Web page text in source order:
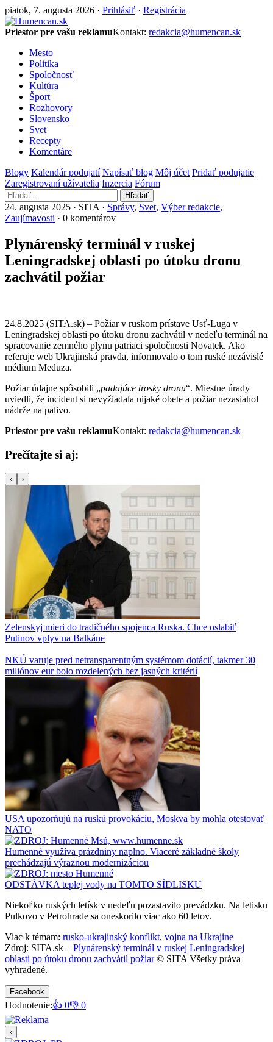
piatok, 7. augusta 2026 · Prihlásiť · Registrácia
Priestor pre vašu reklamuKontakt: redakcia@humencan.sk
Mesto
Politika
Spoločnosť
Kultúra
Šport
Rozhovory
Slovensko
Svet
Recepty
Komentáre
Blogy Kalendár podujatí Napísať blog Môj účet Pridať podujatie
Zaregistrovaní užívatelia Inzercia Fórum
Hľadať
24. augusta 2025 · SITA · Správy, Svet, Výber redakcie,
Zaujímavosti · 0 komentárov
Plynárenský terminál v ruskej
Leningradskej oblasti po útoku dronu
zachvátil požiar
24.8.2025 (SITA.sk) – Požiar v ruskom prístave Usť-Luga v
Leningradskej oblasti po útoku dronu zachvátil v nedeľu terminál na
spracovanie zemného plynu patriaci spoločnosti Novatek. Ako
referuje web Ukrajinská pravda, informovalo o tom ruské nezávislé
médium Meduza.
Požiar údajne spôsobili „padajúce trosky dronu“. Miestne úrady
uviedli, že incident si nevyžiadala nijaké obete a požiar nezasiahol
nádrže na palivo.
Priestor pre vašu reklamuKontakt: redakcia@humencan.sk
Prečítajte si aj:
‹ ›
Zelenskyj mieri do tradičného spojenca Ruska. Chce oslabiť
Putinov vplyv na Balkáne
NKÚ varuje pred netransparentným systémom dotácií, takmer 30
miliónov eur bolo rozdelených bez jasných kritérií
USA upozorňujú na ruskú provokáciu, Moskva by mohla otestovať
NATO
Humenné využíva prázdniny naplno. Viaceré základné školy
prechádzajú výraznou modernizáciou
ODSTÁVKA teplej vody na TOMTO SÍDLISKU
Niekoľko ruských letísk v nedeľu pozastavilo prevádzku. Na letisku
Pulkovo v Petrohrade sa oneskorilo viac ako 60 letov.
Viac k témam: rusko-ukrajinský konflikt, vojna na Ukrajine
Zdroj: SITA.sk – Plynárenský terminál v ruskej Leningradskej
oblasti po útoku dronu zachvátil požiar© SITA Všetky práva
vyhradené.
Facebook
Hodnotenie:👍 0👎 0
‹